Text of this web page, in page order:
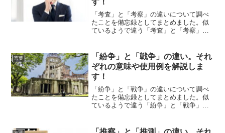
す！
「考査」と「考察」の違いについて調べ
たことを備忘録としてまとめました。似
ているようで違う「考査」と「考察」の
言葉
「紛争」と「戦争」の違い。それ
ぞれの意味や使用例を解説しま
す！
「紛争」と「戦争」の違いについて調べ
たことを備忘録としてまとめました。似
ているようで違う「紛争」と「戦争」の